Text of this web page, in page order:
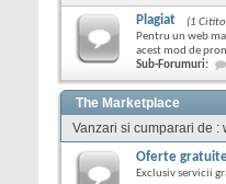
Plagiat
(1
Pentru un web
acest mod de
Sub-Forumuri:
The Marketplace
Vanzari si cumparari de :
Oferte
Exclusiv servicii